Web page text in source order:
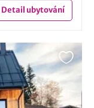
Detailubytování